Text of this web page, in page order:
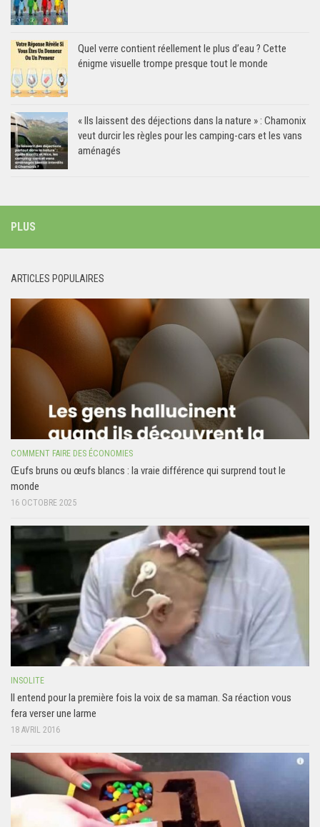
Quel verre contient réellement le plus d’eau ? Cette
énigme visuelle trompe presque tout le monde
« Ils laissent des déjections dans la nature » : Chamonix
veut durcir les règles pour les camping-cars et les vans
aménagés
PLUS
ARTICLES POPULAIRES
COMMENT FAIRE DES ÉCONOMIES
Œufs bruns ou œufs blancs : la vraie différence qui surprend tout le
monde
16 OCTOBRE 2025
INSOLITE
Il entend pour la première fois la voix de sa maman. Sa réaction vous
fera verser une larme
18 AVRIL 2016